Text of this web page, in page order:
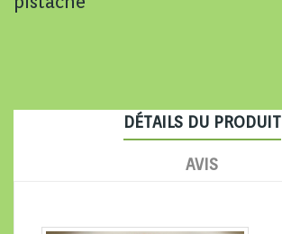
DÉTAILS DU PRODUIT
AVIS